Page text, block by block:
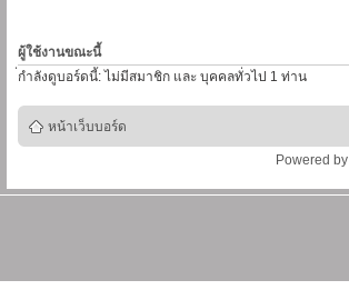
ผู้ใช้งานขณะนี้
่กำลังดูบอร์ดนี้: ไม่มีสมาชิก และ บุคคลทั่วไป 1 ท่าน
หน้าเว็บบอร์ด
Powered by